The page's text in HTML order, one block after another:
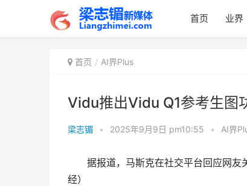
首页 业界
首页 AI界Plus
Vidu推出Vidu Q1参考生图
梁志镅 • 2025年9月9日 pm10:55 • AI界
据报道，马斯克在社交平台回应网
经）